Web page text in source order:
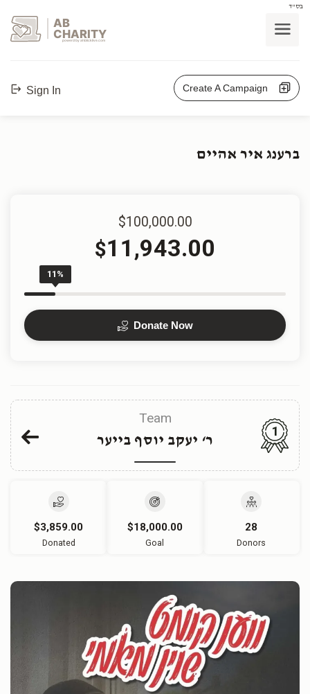
בס"ד
AB
CHARITY
powerd by ahblicklive.com
Sign In Create A Campaign
ברענג איר אהיים
$100,000.00
$11,943.00
11%
Donate Now
Team
ר‘ יעקב יוסף בייער
1
$3,859.00
Donated
$18,000.00
Goal
28
Donors